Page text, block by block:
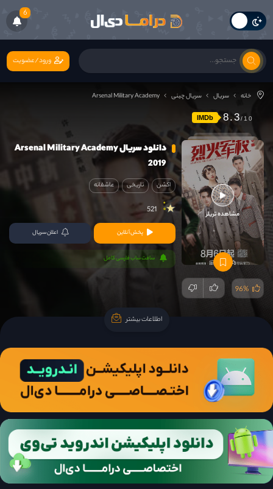
6
ورود/عضویت
خانه سریال سریال چینی Arsenal Military Academy
IMDb 8.3
مشاهده تریلر
96%
دانلود سریال Arsenal Military Academy
2019
اکشن تاریخی عاشقانه
521
پخش آنلاین اعلان سریال
سافت ساب فارسی کامل
اطلاعات بیشتر